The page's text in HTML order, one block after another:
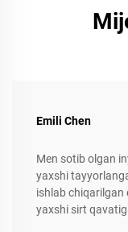
Emili Chen
Men sotib olgan
yaxshi
ishlab chiqarilgan
yaxshi sirt